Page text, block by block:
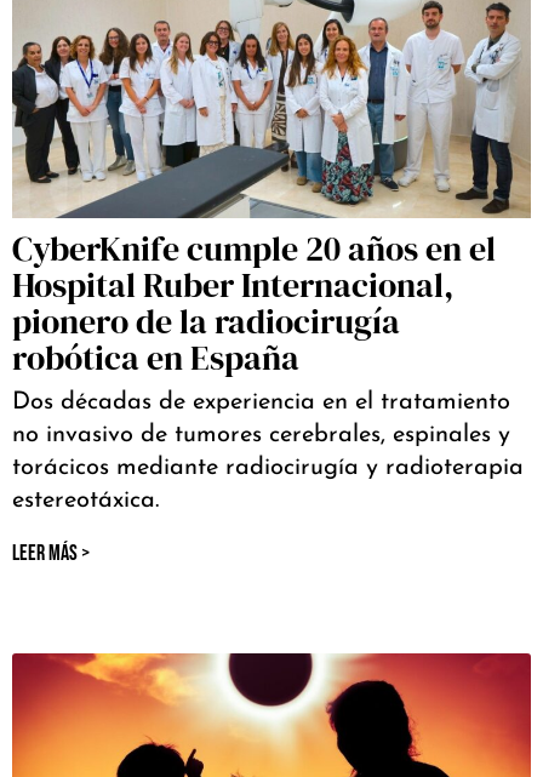
CyberKnife cumple 20 años en el
Hospital Ruber Internacional,
pionero de la radiocirugía
robótica en España
Dos décadas de experiencia en el tratamiento
no invasivo de tumores cerebrales, espinales y
torácicos mediante radiocirugía y radioterapia
estereotáxica.
LEER MÁS >